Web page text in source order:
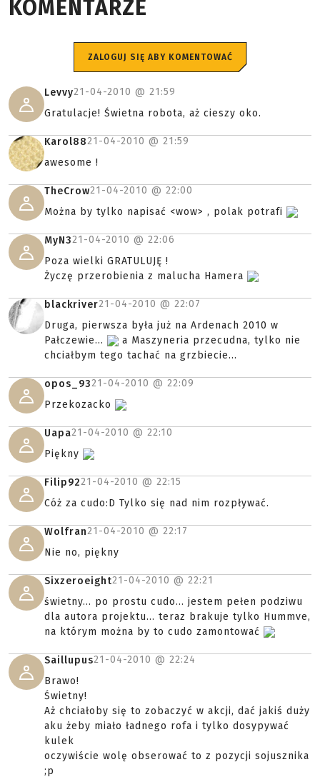
KOMENTARZE
ZALOGUJ SIĘ ABY KOMENTOWAĆ
Levvy21-04-2010 @ 21:59
Gratulacje! Świetna robota, aż cieszy oko.
Karol8821-04-2010 @ 21:59
awesome !
TheCrow21-04-2010 @ 22:00
Można by tylko napisać <wow> , polak potrafi
MyN321-04-2010 @ 22:06
Poza wielki GRATULUJĘ !
Życzę przerobienia z malucha Hamera
blackriver21-04-2010 @ 22:07
Druga, pierwsza była już na Ardenach 2010 w
Pałczewie...
a Maszyneria przecudna, tylko nie
chciałbym tego tachać na grzbiecie...
opos_9321-04-2010 @ 22:09
Przekozacko
Uapa21-04-2010 @ 22:10
Piękny
Filip9221-04-2010 @ 22:15
Cóż za cudo:D Tylko się nad nim rozpływać.
Wolfran21-04-2010 @ 22:17
Nie no, piękny
Sixzeroeight21-04-2010 @ 22:21
świetny... po prostu cudo... jestem pełen podziwu
dla autora projektu... teraz brakuje tylko Hummve,
na którym można by to cudo zamontować
Saillupus21-04-2010 @ 22:24
Brawo!
Świetny!
Aż chciałoby się to zobaczyć w akcji, dać jakiś duży
aku żeby miało ładnego rofa i tylko dosypywać
kulek
oczywiście wolę obserować to z pozycji sojusznika
;p